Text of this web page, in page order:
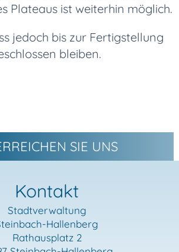
Plateaus ist weiterhin möglich.
jedoch bis zur Fertigstellung
bleiben.
SIE UNS
Kontakt
Stadtverwaltung
Hallenberg
Rathausplatz 2